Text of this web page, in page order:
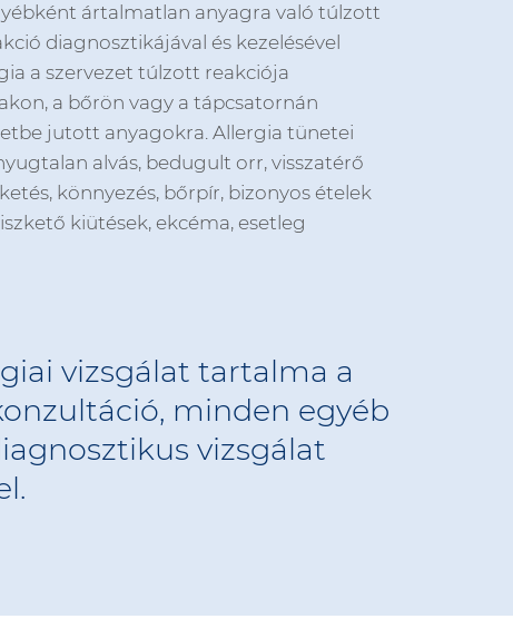
ártalmatlan anyagra való túlzott
diagnosztikájával és kezelésével
a szervezet túlzott reakciója
a bőrön vagy a tápcsatornán
jutott anyagokra. Allergia tünetei
alvás, bedugult orr, visszatérő
könnyezés, bőrpír, bizonyos ételek
kiütések, ekcéma, esetleg
vizsgálat tartalma a
minden egyéb
vizsgálat